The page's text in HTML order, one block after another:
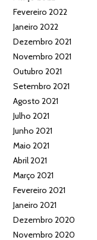
Fevereiro 2022
Janeiro 2022
Dezembro 2021
Novembro 2021
Outubro 2021
Setembro 2021
Agosto 2021
Julho 2021
Junho 2021
Maio 2021
Abril 2021
Março 2021
Fevereiro 2021
Janeiro 2021
Dezembro 2020
Novembro 2020